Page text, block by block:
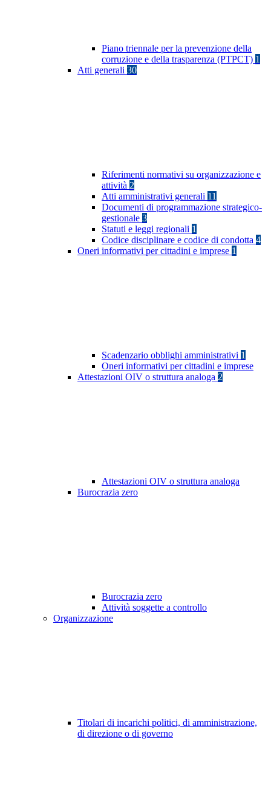
Piano triennale per la prevenzione della
corruzione e della trasparenza (PTPCT) 1
Atti generali 30
Riferimenti normativi su organizzazione e
attività 2
Atti amministrativi generali 11
Documenti di programmazione strategico-
gestionale 3
Statuti e leggi regionali 1
Codice disciplinare e codice di condotta 4
Oneri informativi per cittadini e imprese 1
Scadenzario obblighi amministrativi 1
Oneri informativi per cittadini e imprese
Attestazioni OIV o struttura analoga 2
Attestazioni OIV o struttura analoga
Burocrazia zero
Burocrazia zero
Attività soggette a controllo
Organizzazione
Titolari di incarichi politici, di amministrazione,
di direzione o di governo